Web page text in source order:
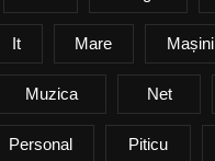
It Mare Mașini
Muzica Net
Personal Piticu